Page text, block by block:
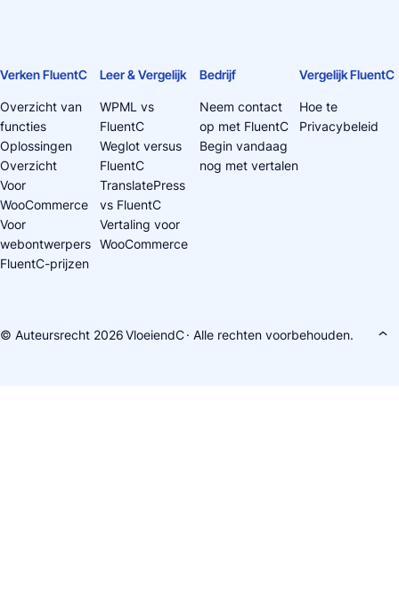
Verken FluentC
Overzicht van
functies
Oplossingen
Overzicht
Voor
WooCommerce
Voor
webontwerpers
FluentC-prijzen
Leer & Vergelijk
WPML vs
FluentC
Weglot versus
FluentC
TranslatePress
vs FluentC
Vertaling voor
WooCommerce
Bedrijf
Neem contact
op met FluentC
Begin vandaag
nog met vertalen
Vergelijk FluentC
Hoe te
Privacybeleid
© Auteursrecht 2026VloeiendC· Alle rechten voorbehouden.